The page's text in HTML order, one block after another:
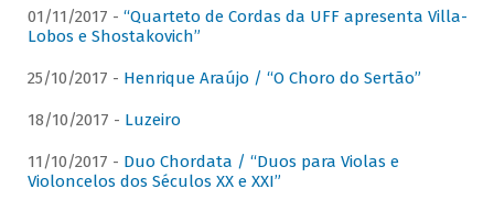
01/11/2017 - “Quarteto de Cordas da UFF apresenta Villa-
Lobos e Shostakovich”
25/10/2017 - Henrique Araújo / “O Choro do Sertão”
18/10/2017 - Luzeiro
11/10/2017 - Duo Chordata / “Duos para Violas e
Violoncelos dos Séculos XX e XXI”